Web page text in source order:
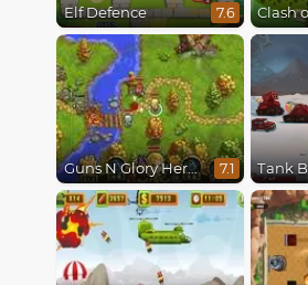
Elf Defence 7.6 Clash
Guns N Glory Heroes 7.1